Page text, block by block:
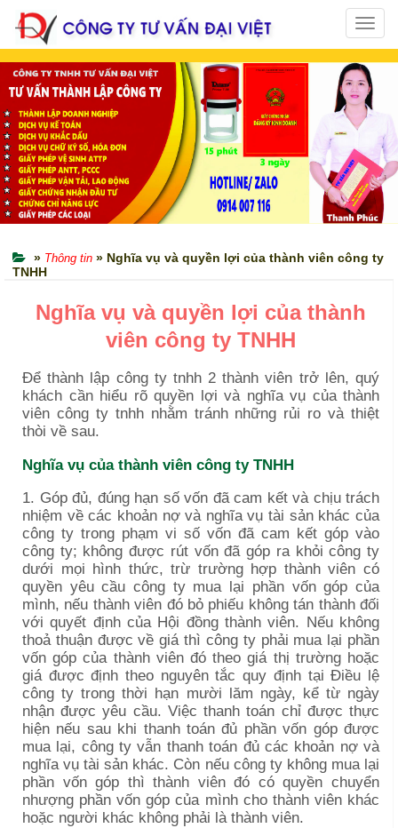
» Thông tin » Nghĩa vụ và quyền lợi của thành viên công ty
TNHH
Nghĩa vụ và quyền lợi của thành
viên công ty TNHH
Để thành lập công ty tnhh 2 thành viên trở lên, quý
khách cần hiểu rõ quyền lợi và nghĩa vụ của thành
viên công ty tnhh nhằm tránh những rủi ro và thiệt
thòi về sau.
Nghĩa vụ của thành viên công ty TNHH
1. Góp đủ, đúng hạn số vốn đã cam kết và chịu trách
nhiệm về các khoản nợ và nghĩa vụ tài sản khác của
công ty trong phạm vi số vốn đã cam kết góp vào
công ty; không được rút vốn đã góp ra khỏi công ty
dưới mọi hình thức, trừ trường hợp thành viên có
quyền yêu cầu công ty mua lại phần vốn góp của
mình, nếu thành viên đó bỏ phiếu không tán thành đối
với quyết định của Hội đồng thành viên. Nếu không
thoả thuận được về giá thì công ty phải mua lại phần
vốn góp của thành viên đó theo giá thị trường hoặc
giá được định theo nguyên tắc quy định tại Điều lệ
công ty trong thời hạn mười lăm ngày, kể từ ngày
nhận được yêu cầu. Việc thanh toán chỉ được thực
hiện nếu sau khi thanh toán đủ phần vốn góp được
mua lại, công ty vẫn thanh toán đủ các khoản nợ và
nghĩa vụ tài sản khác. Còn nếu công ty không mua lại
phần vốn góp thì thành viên đó có quyền chuyển
nhượng phần vốn góp của mình cho thành viên khác
hoặc người khác không phải là thành viên.